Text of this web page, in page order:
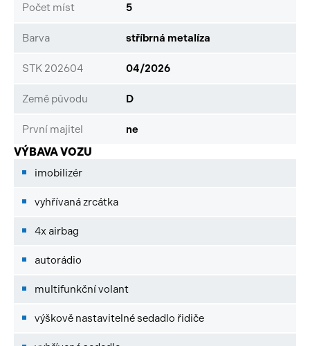
Počet míst 5
Barva stříbrná metalíza
STK 202604 04/2026
Země původu D
První majitel ne
VÝBAVA VOZU
imobilizér
vyhřívaná zrcátka
4x airbag
autorádio
multifunkční volant
výškově nastavitelné sedadlo řidiče